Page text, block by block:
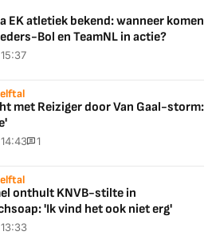
EK atletiek bekend: wanneer komen
Bol en TeamNL in actie?
met Reiziger door Van Gaal-storm:
1
onthult KNVB-stilte in
'Ik vind het ook niet erg'